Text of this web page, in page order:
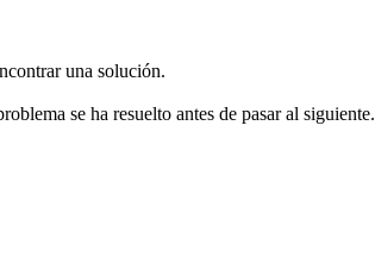
una solución.
se ha resuelto antes de pasar al siguiente.